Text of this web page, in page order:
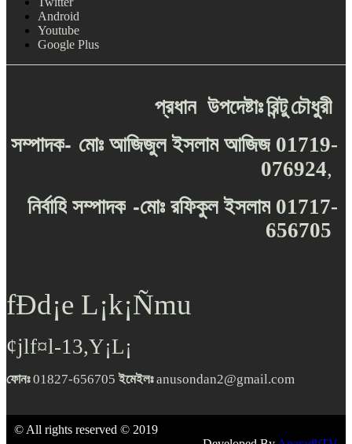
Android
Youtube
Google Plus
প্রধান উপদেষ্টাঃরিন্টুচৌধুরী
সম্পাদক- মোঃ আজিজুল ইসলাম আজিজ 01719-
076924,
নির্বাহি সম্পাদক -মোঃ রফিকুল ইসলাম 01717-
656705
fÐd¡e L¡k¡Ñmu
¢jlf¤l-13,Y¡L¡
ফোনঃ01827-656705ইমেইলঃanusondan2@gmail.com
© All rights reserved © 2019